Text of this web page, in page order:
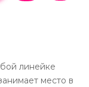
линейке
место в